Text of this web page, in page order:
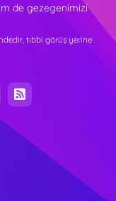
de gezegenimizi
tıbbi görüş yerine